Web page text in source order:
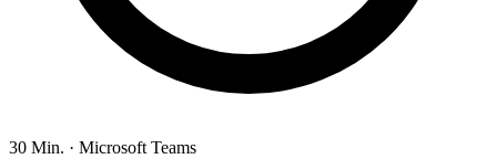
30 Min. · Microsoft Teams